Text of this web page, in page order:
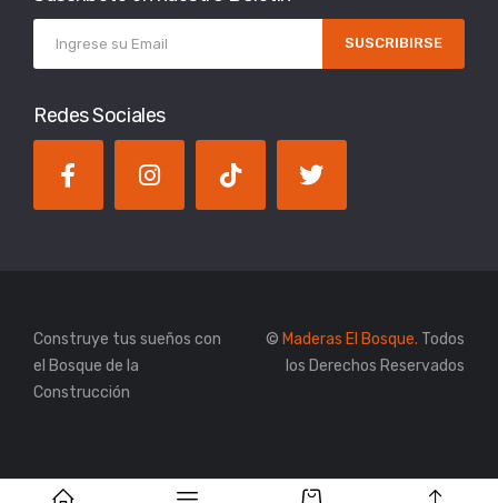
SUSCRIBIRSE
Redes Sociales
Construye tus sueños con
el Bosque de la
Construcción
© Maderas El Bosque. Todos
los Derechos Reservados